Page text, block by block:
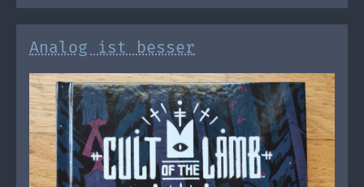
Analog ist besser